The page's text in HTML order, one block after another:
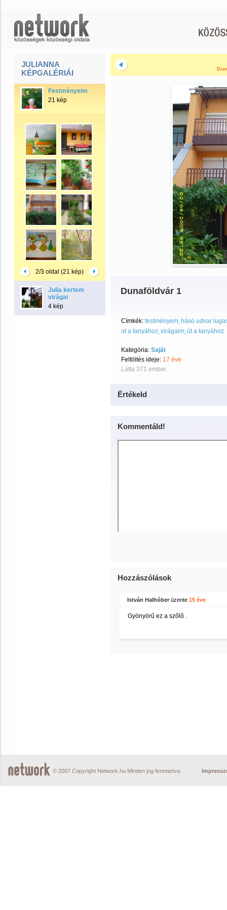
JULIANNA
KÉPGALÉRIÁI
Festményeim
21 kép
2/3 oldal (21 kép)
Julia kertem
virágai
4 kép
Dunaföldvár 1
Címkék: festményem hásó udvar
ut a tanyához virágaim út a tanyához
Kategória: Saját
Feltöltés ideje: 17 éve
Látta 371 ember.
Értékeld
Kommentáld!
Hozzászólások
István Halhóber üzente 15 éve
Gyönyörű ez a szőlő .
© 2007 Copyright Network.hu Minden jog fenntartva.